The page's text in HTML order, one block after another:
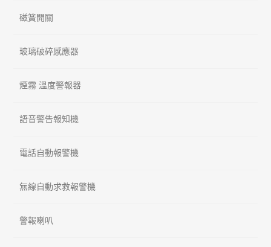
磁簧開關
玻璃破碎感應器
煙霧 溫度警報器
語音警告報知機
電話自動報警機
無線自動求救報警機
警報喇叭